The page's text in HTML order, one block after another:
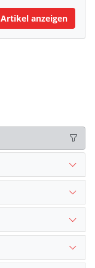
Artikel anzeigen